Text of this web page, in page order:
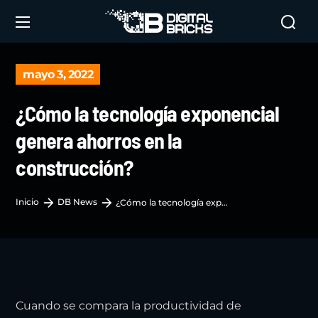
mayo 3, 2022
¿Cómo la tecnología exponencial
genera ahorros en la
construcción?
Inicio DB News ¿Cómo la tecnología exponencial genera ahorros en la construcción?
Cuando se compara la productividad de